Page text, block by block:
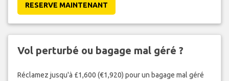
RESERVE MAINTENANT
Vol perturbé ou bagage mal géré ?
Réclamez jusqu'à £1,600 (€1,920) pour un bagage mal géré